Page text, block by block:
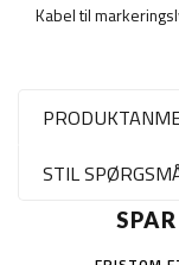
Kabel til
STIL